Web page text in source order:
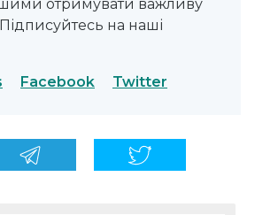
отримувати важливу
на наші
Facebook Twitter